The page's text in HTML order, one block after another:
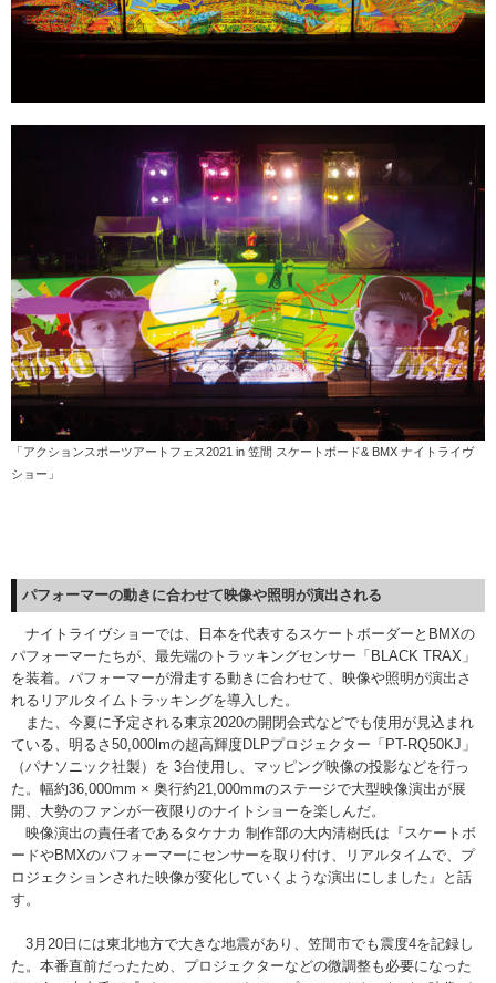
「アクションスポーツアートフェス2021 in 笠間 スケートボード& BMX ナイトライヴ
ショー」
パフォーマーの動きに合わせて映像や照明が演出される
ナイトライヴショーでは、日本を代表するスケートボーダーとBMXの
パフォーマーたちが、最先端のトラッキングセンサー「BLACK TRAX」
を装着。パフォーマーが滑走する動きに合わせて、映像や照明が演出さ
れるリアルタイムトラッキングを導入した。
また、今夏に予定される東京2020の開閉会式などでも使用が見込まれ
ている、明るさ50,000lmの超高輝度DLPプロジェクター「PT-RQ50KJ」
（パナソニック社製）を 3台使用し、マッピング映像の投影などを行っ
た。幅約36,000mm × 奥行約21,000mmのステージで大型映像演出が展
開、大勢のファンが一夜限りのナイトショーを楽しんだ。
映像演出の責任者であるタケナカ 制作部の大内清樹氏は『スケートボ
ードやBMXのパフォーマーにセンサーを取り付け、リアルタイムで、プ
ロジェクションされた映像が変化していくような演出にしました』と話
す。
3月20日には東北地方で大きな地震があり、笠間市でも震度4を記録し
た。本番直前だったため、プロジェクターなどの微調整も必要になった